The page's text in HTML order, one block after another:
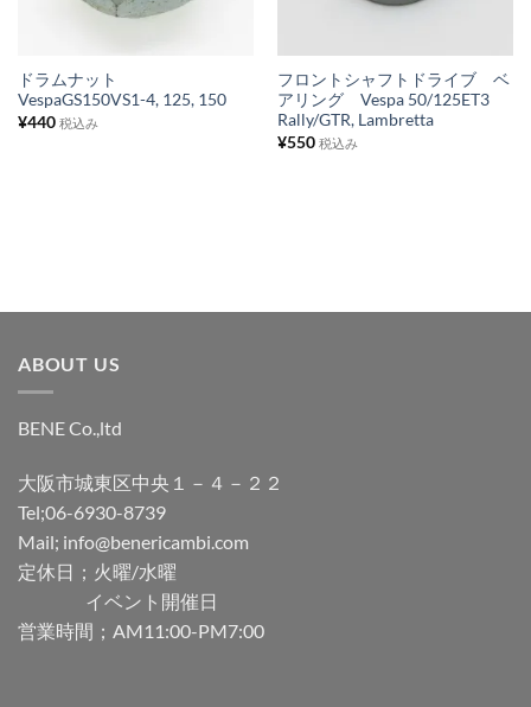
ト
ドラムナット
VespaGS150VS1-4, 125, 150
¥440 税込み
ス
ト
フロントシャフトドライブ ベ
アリング Vespa 50/125ET3
Rally/GTR, Lambretta
¥550 税込み
ABOUT US
BENE Co.,ltd
大阪市城東区中央１－４－２２
Tel;06-6930-8739
Mail; info@benericambi.com
定休日；火曜/水曜
イベント開催日
営業時間；AM11:00-PM7:00